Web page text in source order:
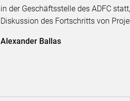
in der Geschäftsstelle des ADFC
Diskussion des Fortschritts von
Alexander Ballas